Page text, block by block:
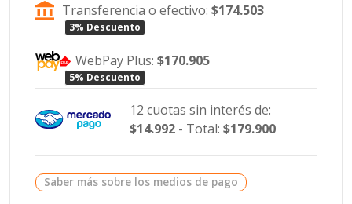
Transferencia o efectivo:$174.503
3% Descuento
WebPay Plus:$170.905
5% Descuento
12 cuotas sin interés de:
$14.992- Total: $179.900
Saber más sobre los medios de pago